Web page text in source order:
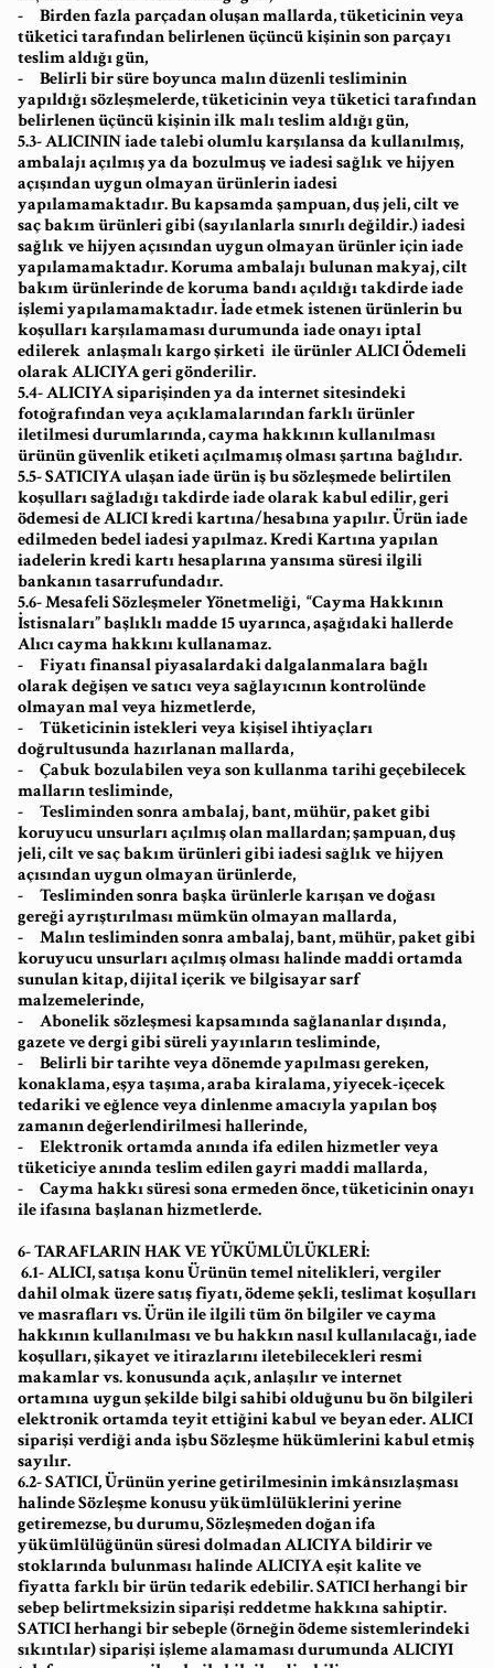
- Birden fazla parçadan oluşan mallarda, tüketicinin veya
tüketici tarafından belirlenen üçüncü kişinin son parçayı
teslim aldığı gün,
- Belirli bir süre boyunca malın düzenli tesliminin
yapıldığı sözleşmelerde, tüketicinin veya tüketici tarafından
belirlenen üçüncü kişinin ilk malı teslim aldığı gün,
5.3- ALICININ iade talebi olumlu karşılansa da kullanılmış,
ambalajı açılmış ya da bozulmuş ve iadesi sağlık ve hijyen
açışından uygun olmayan ürünlerin iadesi
yapılamamaktadır. Bu kapsamda şampuan, duş jeli, cilt ve
saç bakım ürünleri gibi (sayılanlarla sınırlı değildir.) iadesi
sağlık ve hijyen açısından uygun olmayan ürünler için iade
yapılamamaktadır. Koruma ambalajı bulunan makyaj, cilt
bakım ürünlerinde de koruma bandı açıldığı takdirde iade
işlemi yapılamamaktadır. İade etmek istenen ürünlerin bu
koşulları karşılamaması durumunda iade onayı iptal
edilerek anlaşmalı kargo şirketi ile ürünler ALICI Ödemeli
olarak ALICIYA geri gönderilir.
5.4- ALICIYA siparişinden ya da internet sitesindeki
fotoğrafından veya açıklamalarından farklı ürünler
iletilmesi durumlarında, cayma hakkının kullanılması
ürünün güvenlik etiketi açılmamış olması şartına bağlıdır.
5.5- SATICIYA ulaşan iade ürün iş bu sözleşmede belirtilen
koşulları sağladığı takdirde iade olarak kabul edilir, geri
ödemesi de ALICI kredi kartına/hesabına yapılır. Ürün iade
edilmeden bedel iadesi yapılmaz. Kredi Kartına yapılan
iadelerin kredi kartı hesaplarına yansıma süresi ilgili
bankanın tasarrufundadır.
5.6- Mesafeli Sözleşmeler Yönetmeliği, “Cayma Hakkının
İstisnaları” başlıklı madde 15 uyarınca, aşağıdaki hallerde
Alıcı cayma hakkını kullanamaz.
- Fiyatı finansal piyasalardaki dalgalanmalara bağlı
olarak değişen ve satıcı veya sağlayıcının kontrolünde
olmayan mal veya hizmetlerde,
- Tüketicinin istekleri veya kişisel ihtiyaçları
doğrultusunda hazırlanan mallarda,
- Çabuk bozulabilen veya son kullanma tarihi geçebilecek
malların tesliminde,
- Tesliminden sonra ambalaj, bant, mühür, paket gibi
koruyucu unsurları açılmış olan mallardan; şampuan, duş
jeli, cilt ve saç bakım ürünleri gibi iadesi sağlık ve hijyen
açısından uygun olmayan ürünlerde,
- Tesliminden sonra başka ürünlerle karışan ve doğası
gereği ayrıştırılması mümkün olmayan mallarda,
- Malın tesliminden sonra ambalaj, bant, mühür, paket gibi
koruyucu unsurları açılmış olması halinde maddi ortamda
sunulan kitap, dijital içerik ve bilgisayar sarf
malzemelerinde,
- Abonelik sözleşmesi kapsamında sağlananlar dışında,
gazete ve dergi gibi süreli yayınların tesliminde,
- Belirli bir tarihte veya dönemde yapılması gereken,
konaklama, eşya taşıma, araba kiralama, yiyecek-içecek
tedariki ve eğlence veya dinlenme amacıyla yapılan boş
zamanın değerlendirilmesi hallerinde,
- Elektronik ortamda anında ifa edilen hizmetler veya
tüketiciye anında teslim edilen gayri maddi mallarda,
- Cayma hakkı süresi sona ermeden önce, tüketicinin onayı
ile ifasına başlanan hizmetlerde.
6- TARAFLARIN HAK VE YÜKÜMLÜLÜKLERİ:
6.1- ALICI, satışa konu Ürünün temel nitelikleri, vergiler
dahil olmak üzere satış fiyatı, ödeme şekli, teslimat koşulları
ve masrafları vs. Ürün ile ilgili tüm ön bilgiler ve cayma
hakkının kullanılması ve bu hakkın nasıl kullanılacağı, iade
koşulları, şikayet ve itirazlarını iletebilecekleri resmi
makamlar vs. konusunda açık, anlaşılır ve internet
ortamına uygun şekilde bilgi sahibi olduğunu bu ön bilgileri
elektronik ortamda teyit ettiğini kabul ve beyan eder. ALICI
siparişi verdiği anda işbu Sözleşme hükümlerini kabul etmiş
sayılır.
6.2- SATICI, Ürünün yerine getirilmesinin imkânsızlaşması
halinde Sözleşme konusu yükümlülüklerini yerine
getiremezse, bu durumu, Sözleşmeden doğan ifa
yükümlülüğünün süresi dolmadan ALICIYA bildirir ve
stoklarında bulunması halinde ALICIYA eşit kalite ve
fiyatta farklı bir ürün tedarik edebilir. SATICI herhangi bir
sebep belirtmeksizin siparişi reddetme hakkına sahiptir.
SATICI herhangi bir sebeple (örneğin ödeme sistemlerindeki
sıkıntılar) siparişi işleme alamaması durumunda ALICIYI